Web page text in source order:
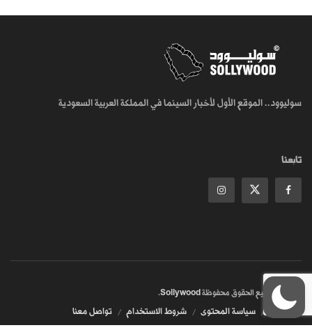
سوليوود.. الموقع الأول لأخبار السينما في المملكة العربية السعودية
تابعنا
جميع الحقوق محفوظة Sollywood
.
من نحن سياسة المحتوى شروط الاستخدام تواصل معنا